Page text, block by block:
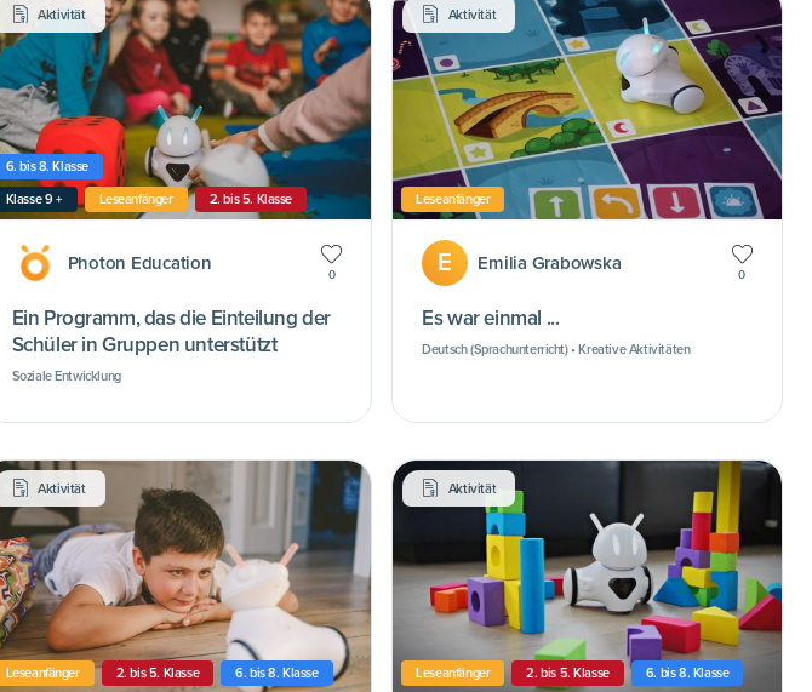
Aktivität
Klasse 9 + Leseanfänger 2. bis 5. Klasse
6. bis 8. Klasse
Photon Education
0
Ein Programm, das die Einteilung der
Schüler in Gruppen unterstützt
Soziale Entwicklung
Aktivität
Leseanfänger
E Emilia Grabowska
0
Es war einmal ...
Deutsch (Sprachunterricht) • Kreative Aktivitäten
Aktivität
Leseanfänger 2. bis 5. Klasse 6. bis 8. Klasse
Aktivität
Leseanfänger 2. bis 5. Klasse 6. bis 8. Klasse